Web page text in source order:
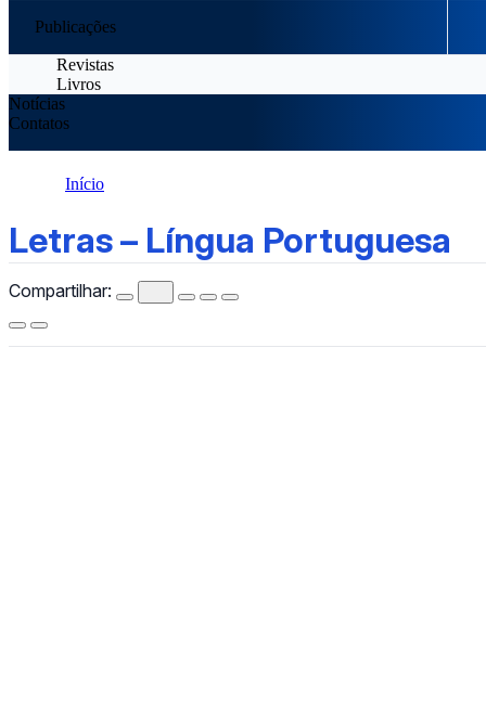
Publicações
Revistas
Livros
Notícias
Contatos
Início
Letras – Língua Portuguesa
Compartilhar: